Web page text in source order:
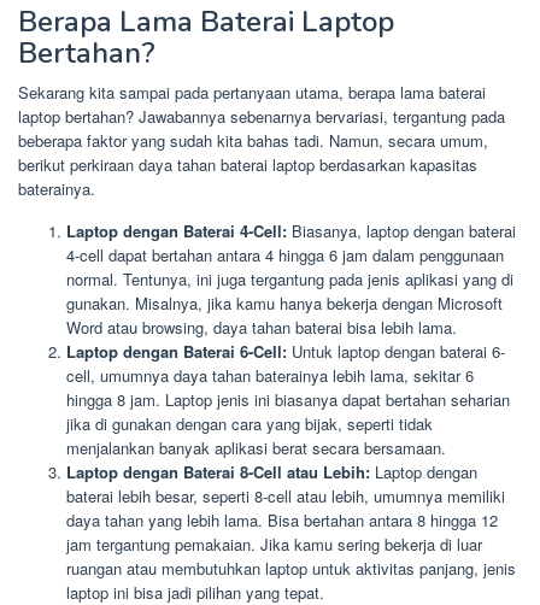
Berapa Lama Baterai Laptop
Bertahan?
Sekarang kita sampai pada pertanyaan utama, berapa lama baterai
laptop bertahan? Jawabannya sebenarnya bervariasi, tergantung pada
beberapa faktor yang sudah kita bahas tadi. Namun, secara umum,
berikut perkiraan daya tahan baterai laptop berdasarkan kapasitas
baterainya.
Laptop dengan Baterai 4-Cell: Biasanya, laptop dengan baterai
4-cell dapat bertahan antara 4 hingga 6 jam dalam penggunaan
normal. Tentunya, ini juga tergantung pada jenis aplikasi yang di
gunakan. Misalnya, jika kamu hanya bekerja dengan Microsoft
Word atau browsing, daya tahan baterai bisa lebih lama.
Laptop dengan Baterai 6-Cell: Untuk laptop dengan baterai 6-
cell, umumnya daya tahan baterainya lebih lama, sekitar 6
hingga 8 jam. Laptop jenis ini biasanya dapat bertahan seharian
jika di gunakan dengan cara yang bijak, seperti tidak
menjalankan banyak aplikasi berat secara bersamaan.
Laptop dengan Baterai 8-Cell atau Lebih: Laptop dengan
baterai lebih besar, seperti 8-cell atau lebih, umumnya memiliki
daya tahan yang lebih lama. Bisa bertahan antara 8 hingga 12
jam tergantung pemakaian. Jika kamu sering bekerja di luar
ruangan atau membutuhkan laptop untuk aktivitas panjang, jenis
laptop ini bisa jadi pilihan yang tepat.